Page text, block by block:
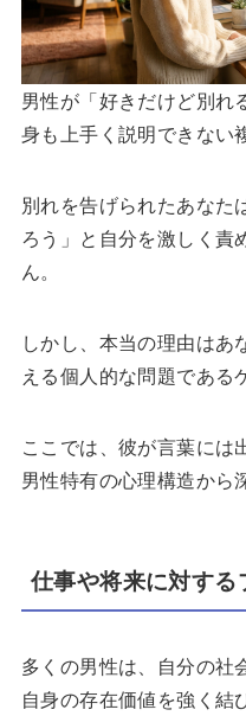
男性が「好きだけど別れ
身も上手く説明できない
別れを告げられたあなた
ろう」と自分を激しく責
ん。
しかし、本当の理由は
える個人的な問題である
ここでは、彼が言葉には
男性特有の心理構造から
仕事や将来に対す
多くの男性は、自分の社
自身の存在価値を強く結